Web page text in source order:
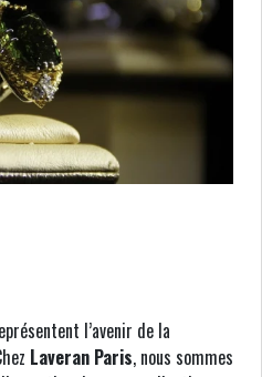
l’avenir de la
Laveran Paris, nous sommes